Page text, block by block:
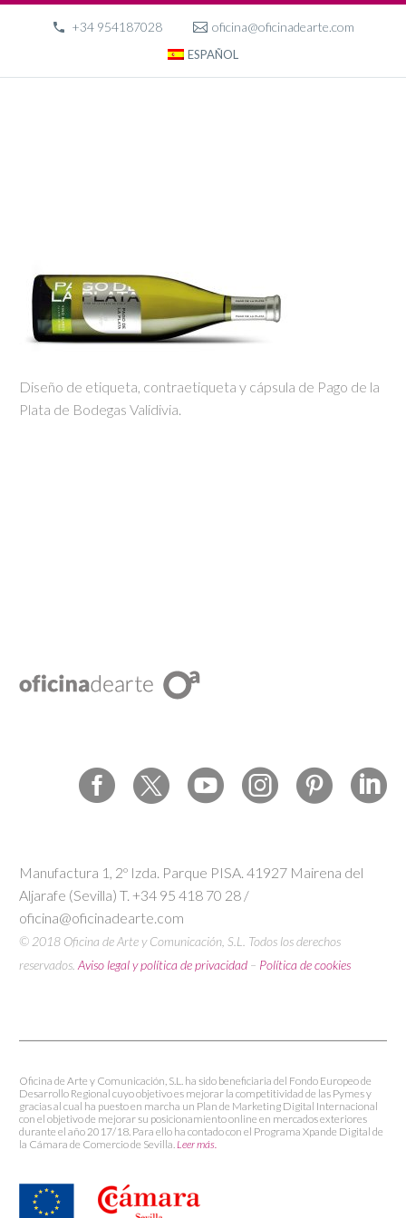
+34 954187028 oficina@oficinadearte.com
ESPAÑOL
Diseño de etiqueta, contraetiqueta y cápsula de Pago de la
Plata de Bodegas Validivia.
Manufactura 1, 2º Izda. Parque PISA. 41927 Mairena del
Aljarafe (Sevilla) T. +34 95 418 70 28 /
oficina@oficinadearte.com
© 2018 Oficina de Arte y Comunicación, S.L. Todos los derechos
reservados. Aviso legal y política de privacidad – Política de cookies
Oficina de Arte y Comunicación, S.L. ha sido beneficiaria del Fondo Europeo de
Desarrollo Regional cuyo objetivo es mejorar la competitividad de las Pymes y
gracias al cual ha puesto en marcha un Plan de Marketing Digital Internacional
con el objetivo de mejorar su posicionamiento online en mercados exteriores
durante el año 2017/18. Para ello ha contado con el Programa Xpande Digital de
la Cámara de Comercio de Sevilla.Leer más.